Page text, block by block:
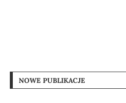
NOWE PUBLIKACJE